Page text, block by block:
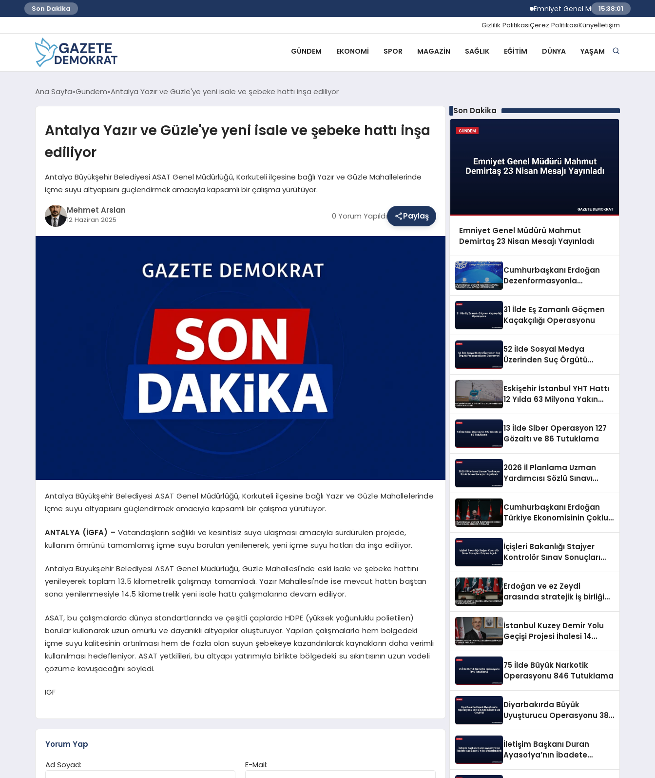
Son Dakika Emniyet Genel Müdürü Mahmut
15:38:02
Gizlilik PolitikasıÇerez PolitikasıKünyeİletişim
GÜNDEM EKONOMI SPOR MAGAZIN SAĞLIK EĞITIM DÜNYA YAŞAM
Ana Sayfa Gündem Antalya Yazır ve Güzle'ye yeni isale ve şebeke hattı inşa ediliyor
Antalya Yazır ve Güzle'ye yeni isale ve şebeke hattı inşa
ediliyor
Antalya Büyükşehir Belediyesi ASAT Genel Müdürlüğü, Korkuteli ilçesine bağlı Yazır ve Güzle Mahallelerinde
içme suyu altyapısını güçlendirmek amacıyla kapsamlı bir çalışma yürütüyor.
Mehmet Arslan
12 Haziran 2025 0 Yorum Yapıldı Paylaş
Antalya Büyükşehir Belediyesi ASAT Genel Müdürlüğü, Korkuteli ilçesine bağlı Yazır ve Güzle Mahallelerinde
içme suyu altyapısını güçlendirmek amacıyla kapsamlı bir çalışma yürütüyor.
ANTALYA (İGFA) – Vatandaşların sağlıklı ve kesintisiz suya ulaşması amacıyla sürdürülen projede,
kullanım ömrünü tamamlamış içme suyu boruları yenilenerek, yeni içme suyu hatları da inşa ediliyor.
Antalya Büyükşehir Belediyesi ASAT Genel Müdürlüğü, Güzle Mahallesi'nde eski isale ve şebeke hattını
yenileyerek toplam 13.5 kilometrelik çalışmayı tamamladı. Yazır Mahallesi'nde ise mevcut hattın baştan
sona yenilenmesiyle 14.5 kilometrelik yeni isale hattı çalışmalarına devam ediliyor.
ASAT, bu çalışmalarda dünya standartlarında ve çeşitli çaplarda HDPE (yüksek yoğunluklu polietilen)
borular kullanarak uzun ömürlü ve dayanıklı altyapılar oluşturuyor. Yapılan çalışmalarla hem bölgedeki
içme suyu kalitesinin artırılması hem de fazla olan suyun şebekeye kazandırılarak kaynakların daha verimli
kullanılması hedefleniyor. ASAT yetkilileri, bu altyapı yatırımıyla birlikte bölgedeki su sıkıntısının uzun vadeli
çözüme kavuşacağını söyledi.
IGF
Yorum Yap
Ad Soyad:
E-Mail:
Son Dakika
Emniyet Genel Müdürü Mahmut
Demirtaş 23 Nisan Mesajı Yayınladı
Cumhurbaşkanı Erdoğan
Dezenformasyonla
31 İlde Eş Zamanlı Göçmen
Kaçakçılığı Operasyonu
52 İlde Sosyal Medya
Üzerinden Suç Örgütü
Eskişehir İstanbul YHT Hattı
12 Yılda 63 Milyona Yakın
13 İlde Siber Operasyon 127
Gözaltı ve 86 Tutuklama
2026 İl Planlama Uzman
Yardımcısı Sözlü Sınavı
Cumhurbaşkanı Erdoğan
Türkiye Ekonomisinin Çoklu
İçişleri Bakanlığı Stajyer
Kontrolör Sınav Sonuçları
Erdoğan ve ez Zeydi
arasında stratejik iş birliği
İstanbul Kuzey Demir Yolu
Geçişi Projesi İhalesi 14
75 İlde Büyük Narkotik
Operasyonu 846 Tutuklama
Diyarbakırda Büyük
Uyuşturucu Operasyonu 387
İletişim Başkanı Duran
Ayasofya’nın İbadete